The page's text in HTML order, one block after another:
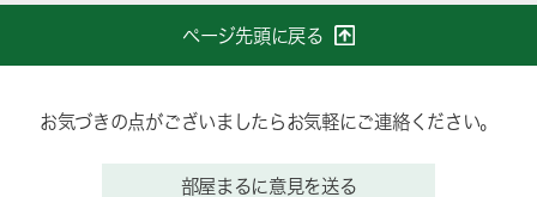
ページ先頭に戻る
お気づきの点がございましたらお気軽にご連絡ください。
部屋まるに意見を送る